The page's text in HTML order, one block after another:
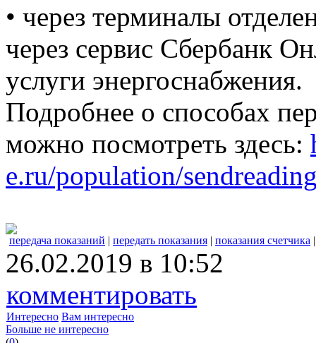
• через терминалы
через сервис Сбербанк
услуги энергоснабжения.
Подробнее о способах
можно посмотреть здесь:
e.ru/population/
передача показаний | передать показания | показания счетчика
26.02.2019 в 10:52
комментировать
Интересно Вам интересно
Больше не интересно